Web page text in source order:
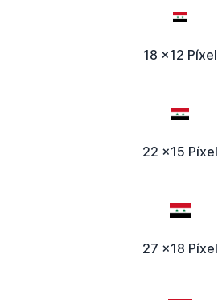
18 x12 Píxel
22 x15 Píxel
27 x18 Píxel